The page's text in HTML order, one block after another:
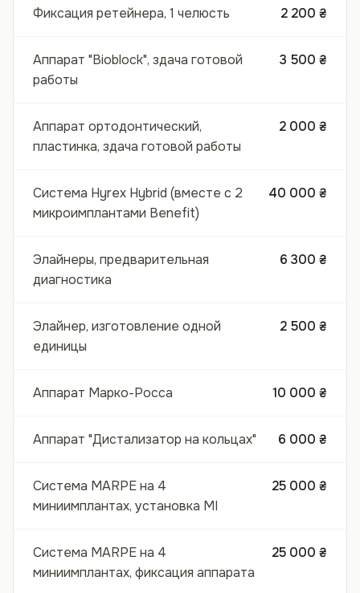
Фиксация ретейнера, 1 челюсть 2 200 ₴
Аппарат "Bioblock", здача готовой
работы
3 500 ₴
Аппарат ортодонтический,
пластинка, здача готовой работы
2 000 ₴
Система Hyrex Hybrid (вместе с 2
микроимплантами Benefit)
40 000 ₴
Элайнеры, предварительная
диагностика
6 300 ₴
Элайнер, изготовление одной
единицы
2 500 ₴
Аппарат Марко-Росса 10 000 ₴
Аппарат "Дистализатор на кольцах" 6 000 ₴
Система MARPE на 4
миниимплантах, установка MI
25 000 ₴
Система MARPE на 4
миниимплантах, фиксация аппарата
25 000 ₴